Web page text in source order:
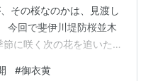
その桜なのかは、見渡し
今回で斐伊川堤防桜並木
に咲く次の花を追いた
#御衣黄